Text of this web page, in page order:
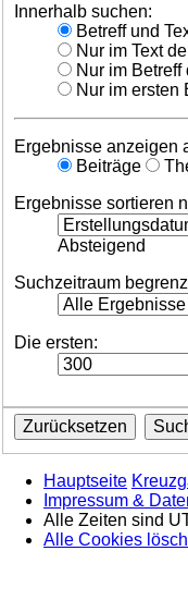
Innerhalb suchen:
Betreff und
Nur im Text
Nur im Betreff
Nur im ersten
Ergebnisse anzeigen
Beiträge
Ergebnisse sortieren
Absteigend
Suchzeitraum
Die ersten:
Hauptseite
Impressum &
Alle Zeiten sind
Alle Cookies